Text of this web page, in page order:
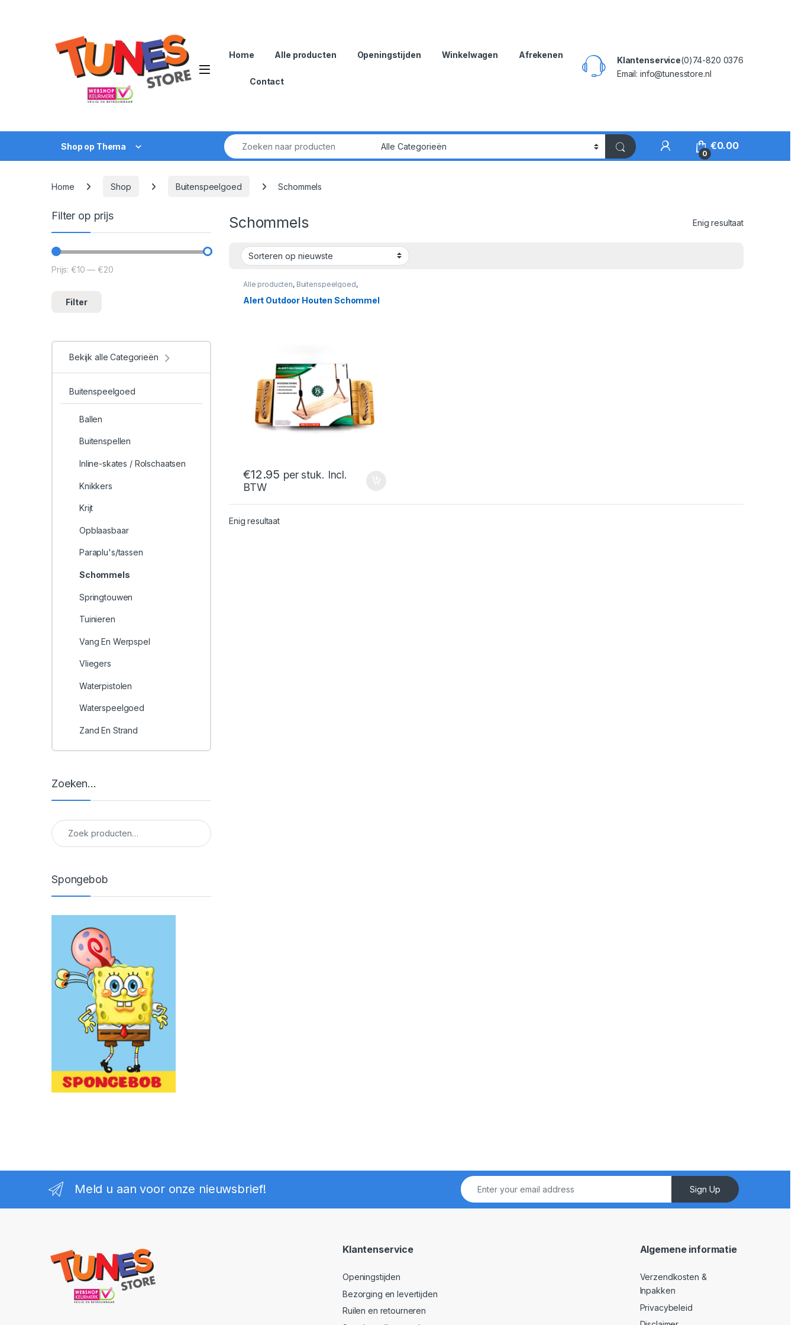
Open
Home Alle producten Openingstijden Winkelwagen Afrekenen
Contact
Klantenservice(0)74-820 0376
Email: info@tunesstore.nl
Shop op Thema
Zoek naar:
My Account
0
€0.00
Home Shop Buitenspeelgoed Schommels
Schommels Enig resultaat
Alle producten, Buitenspeelgoed,
Alert Outdoor Houten Schommel
€12.95 per stuk. Incl.
BTW
Enig resultaat
Filter op prijs
Min. prijs
Max. prijs
Filter
Prijs: €10 — €20
Bekijk alle Categorieën
Buitenspeelgoed
Ballen
Buitenspellen
Inline-skates / Rolschaatsen
Knikkers
Krijt
Opblaasbaar
Paraplu's/tassen
Schommels
Springtouwen
Tuinieren
Vang En Werpspel
Vliegers
Waterpistolen
Waterspeelgoed
Zand En Strand
Zoeken…
Zoeken naar:
Spongebob
Meld u aan voor onze nieuwsbrief! Sign Up
Klantenservice
Openingstijden
Bezorging en levertijden
Ruilen en retourneren
Algemene informatie
Verzendkosten &
Inpakken
Privacybeleid